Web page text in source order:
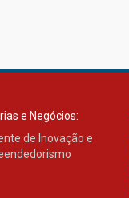
e Negócios:
de Inovação e